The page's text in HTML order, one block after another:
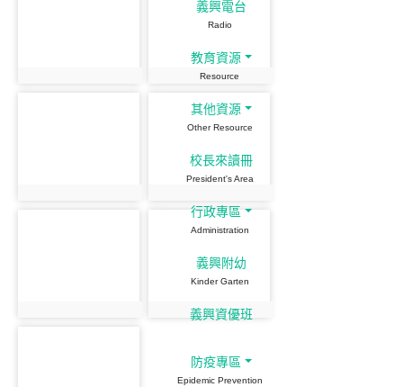
義興電台
Radio
教育資源
Resource
其他資源
Other Resource
校長來讀冊
President's Area
行政專區
Administration
義興附幼
Kinder Garten
義興資優班
防疫專區
Epidemic Prevention